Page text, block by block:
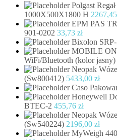
Polgast
1000X500X1800 H 2267,45
EPM PAS
901-0202 33,73 zł
Bixolon
MOBILE
WiFi/Bluetooth (kolor jasny)
Neopak
(Sw800412) 5433,00 zł
Caso
Honeywell
BTEC-2 455,76 zł
Neopak
(Sw540224) 2196,00 zł
MyWeigh